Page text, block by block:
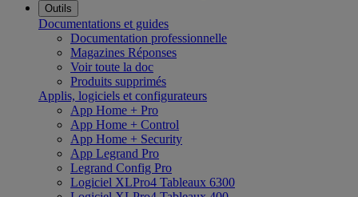
Outils
Documentations et guides
Documentation professionnelle
Magazines Réponses
Voir toute la doc
Produits supprimés
Applis, logiciels et configurateurs
App Home + Pro
App Home + Control
App Home + Security
App Legrand Pro
Legrand Config Pro
Logiciel XLPro4 Tableaux 6300